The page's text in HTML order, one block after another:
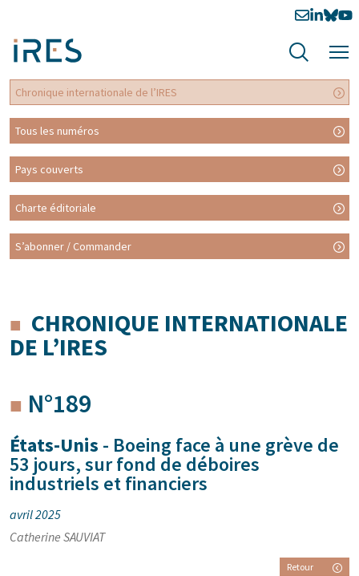
Chronique internationale de l’IRES
Tous les numéros
Pays couverts
Charte éditoriale
S’abonner / Commander
CHRONIQUE INTERNATIONALE
DE L’IRES
N°189
États-Unis - Boeing face à une grève de
53 jours, sur fond de déboires
industriels et financiers
avril 2025
Catherine SAUVIAT
Retour